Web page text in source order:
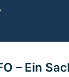
– Ein